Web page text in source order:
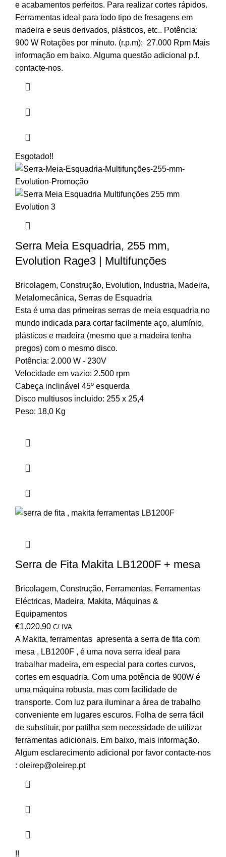
e acabamentos perfeitos. Para realizar cortes rápidos.
Ferramentas ideal para todo tipo de fresagens em
madeira e seus derivados, plásticos, etc.. Potência:
900 W Rotações por minuto. (r.p.m): 27.000 Rpm Mais
informação em baixo. Alguma questão adicional p.f.
contacte-nos.
Esgotado!!
Serra Meia Esquadria, 255 mm,
Evolution Rage3 | Multifunções
Bricolagem, Construção, Evolution, Industria, Madeira,
Metalomecânica, Serras de Esquadria
Esta é uma das primeiras serras de meia esquadria no
mundo indicada para cortar facilmente aço, alumínio,
plásticos e madeira (mesmo que a madeira tenha
pregos) com o mesmo disco.
Potência: 2.000 W - 230V
Velocidade em vazio: 2.500 rpm
Cabeça inclinável 45º esquerda
Disco multiusos incluido: 255 x 25,4
Peso: 18,0 Kg
Serra de Fita Makita LB1200F + mesa
Bricolagem, Construção, Ferramentas, Ferramentas
Eléctricas, Madeira, Makita, Máquinas &
Equipamentos
€1.020,90 C/ IVA
A Makita, ferramentas apresenta a serra de fita com
mesa , LB1200F , é uma nova serra ideal para
trabalhar madeira, em especial para cortes curvos,
cortes em esquadria. Com uma potência de 900W é
uma máquina robusta, mas com facilidade de
transporte. Com luz para iluminar a área de trabalho
conveniente em lugares escuros. Folha de serra fácil
de substituir, por patilha sem necessidade de utilizar
ferramentas adicionais. Em baixo, mais informação.
Algum esclarecimento adicional por favor contacte-nos
: oleirep@oleirep.pt
!!